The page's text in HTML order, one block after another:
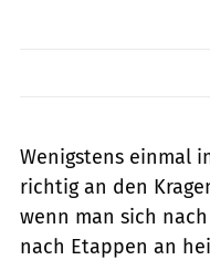
Wenigstens einmal
richtig an den
wenn man sich
nach Etappen an